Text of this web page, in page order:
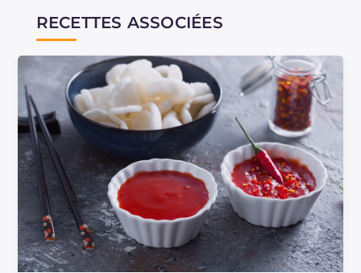
RECETTES ASSOCIÉES